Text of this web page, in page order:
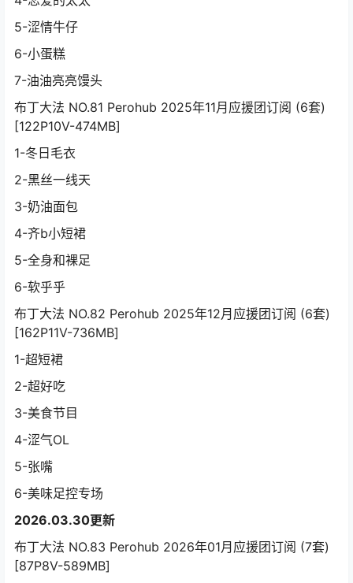
5-涩情牛仔
6-小蛋糕
7-油油亮亮馒头
布丁大法 NO.81 Perohub 2025年11月应援团订阅 (6套)
[122P10V-474MB]
1-冬日毛衣
2-黑丝一线天
3-奶油面包
4-齐b小短裙
5-全身和裸足
6-软乎乎
布丁大法 NO.82 Perohub 2025年12月应援团订阅 (6套)
[162P11V-736MB]
1-超短裙
2-超好吃
3-美食节目
4-涩气OL
5-张嘴
6-美味足控专场
2026.03.30更新
布丁大法 NO.83 Perohub 2026年01月应援团订阅 (7套)
[87P8V-589MB]